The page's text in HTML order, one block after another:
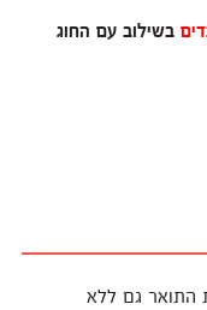
בשילוב עם החוג
התואר גם ללא